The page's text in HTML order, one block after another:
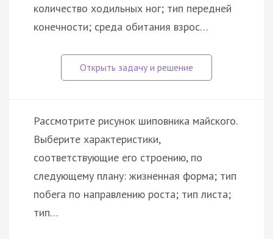
количество ходильных ног; тип передней
конечности; среда обитания взрос…
Рассмотрите рисунок шиповника майского.
Выберите характеристики,
соответствующие его строению, по
следующему плану: жизненная форма; тип
побега по направлению роста; тип листа;
тип…